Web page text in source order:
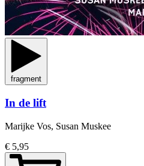
fragment
In de lift
Marijke Vos, Susan Muskee
€ 5,95